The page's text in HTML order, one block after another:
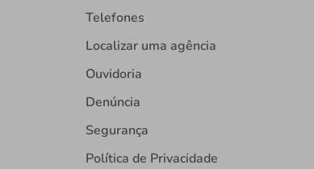
Telefones
Localizar uma agência
Ouvidoria
Denúncia
Segurança
Política de Privacidade